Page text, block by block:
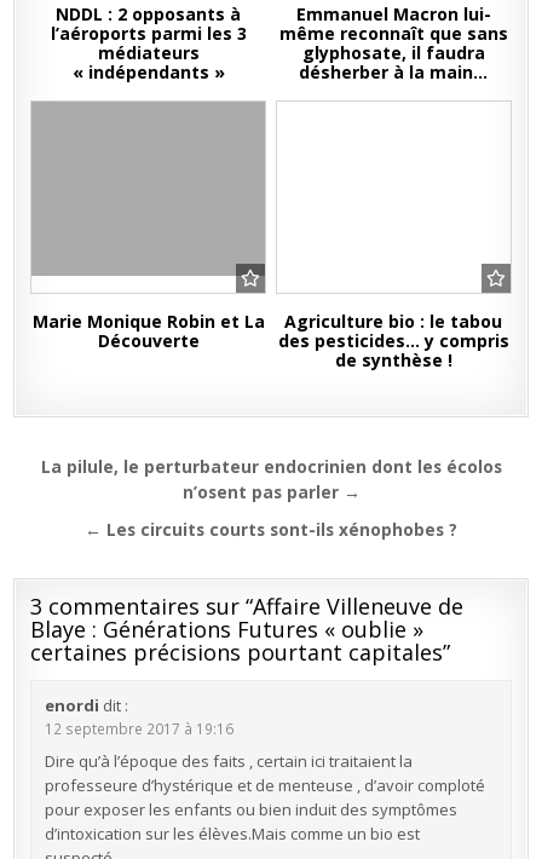
NDDL : 2 opposants à
l’aéroports parmi les 3
médiateurs
« indépendants »
Emmanuel Macron lui-
même reconnaît que sans
glyphosate, il faudra
désherber à la main…
Marie Monique Robin et La
Découverte
Agriculture bio : le tabou
des pesticides… y compris
de synthèse !
Navigation
l’article
La pilule, le perturbateur endocrinien dont les écolos
n’osent pas parler →
← Les circuits courts sont-ils xénophobes ?
3 commentaires sur “Affaire Villeneuve de
Blaye : Générations Futures « oublie »
certaines précisions pourtant capitales”
enordi dit :
12 septembre 2017 à 19:16
Dire qu’à l’époque des faits , certain ici traitaient la
professeure d’hystérique et de menteuse , d’avoir comploté
pour exposer les enfants ou bien induit des symptômes
d’intoxication sur les élèves.Mais comme un bio est